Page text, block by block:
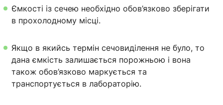
Ємкості із сечею необхідно обов’язково зберігати
в прохолодному місці.
Якщо в якийсь термін сечовиділення не було, то
дана ємкість залишається порожньою і вона
також обов’язково маркується та
транспортується в лабораторію.